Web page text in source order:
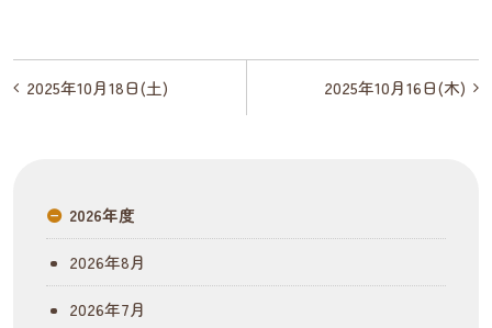
投
2025年10月16日(木)
2025年10月18日(土)
2026年度
2026年8月
2026年7月